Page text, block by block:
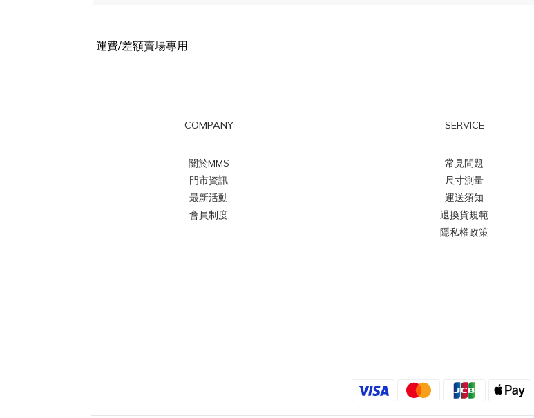
運費/差額賣場專用
COMPANY
關於MMS
門市資訊
最新活動
會員制度
SERVICE
常見問題
尺寸測量
運送須知
退換貨規範
隱私權政策